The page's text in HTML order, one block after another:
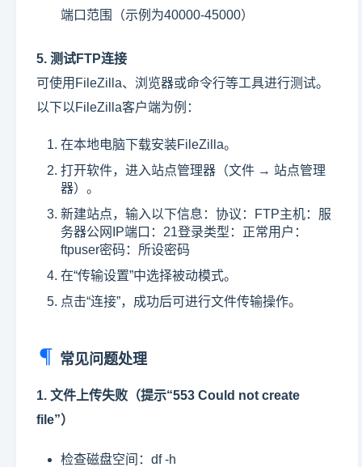
端口范围（示例为40000-45000）
5. 测试FTP连接
可使用FileZilla、浏览器或命令行等工具进行测试。
以下以FileZilla客户端为例：
在本地电脑下载安装FileZilla。
打开软件，进入站点管理器（文件 → 站点管理
器）。
新建站点，输入以下信息：协议：FTP主机：服
务器公网IP端口：21登录类型：正常用户：
ftpuser密码：所设密码
在“传输设置”中选择被动模式。
点击“连接”，成功后可进行文件传输操作。
常见问题处理
1. 文件上传失败（提示“553 Could not create
file”）
检查磁盘空间：df -h